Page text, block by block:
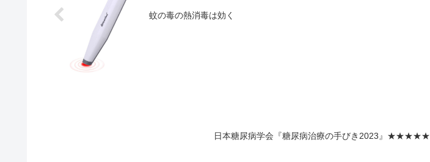
蚊の毒の熱消毒は効く
日本糖尿病学会『糖尿病治療の手びき2023』★★★★★